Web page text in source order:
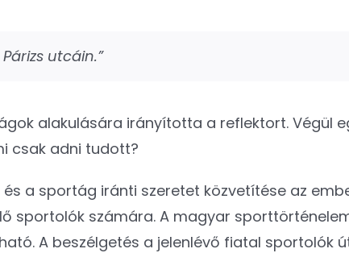
utcáin.”
alakulására irányította a reflektort. Végül
csak adni tudott?
a sportág iránti szeretet közvetítése az
sportolók számára. A magyar
A beszélgetés a jelenlévő fiatal sportolók